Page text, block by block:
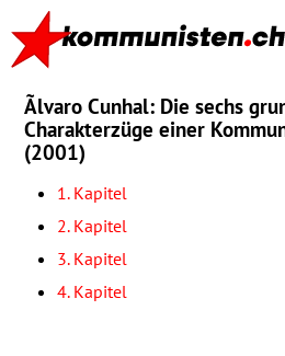
Ãlvaro Cunhal: Die sechs
Charakterzüge einer
(2001)
1. Kapitel
2. Kapitel
3. Kapitel
4. Kapitel